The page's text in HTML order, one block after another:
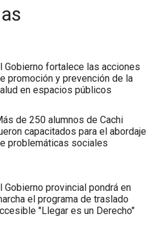
Gobierno fortalece las acciones
promoción y prevención de la
en espacios públicos
de 250 alumnos de Cachi
capacitados para el abordaje
problemáticas sociales
Gobierno provincial pondrá en
el programa de traslado
"Llegar es un Derecho"